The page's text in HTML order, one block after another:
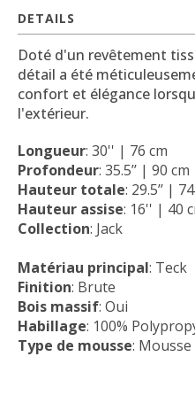
DETAILS
Doté d'un revêtement
détail a été
confort et élégance
l'extérieur.
Longueur: 30'' | 76 cm
Profondeur: 35.5’’ | 90 cm
Hauteur totale: 29.5’’ | 74
Hauteur assise: 16'' | 40
Collection: Jack
Matériau principal: Teck
Finition: Brute
Bois massif: Oui
Habillage: 100%
Type de mousse: